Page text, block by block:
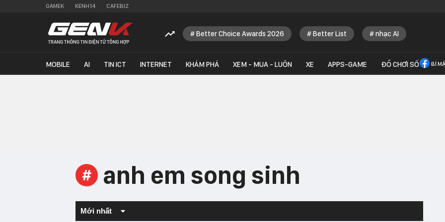
GAMEK KENH14 CAFEBIZ
Better Choice Awards 2026 Better List nhạc AI
MOBILE AI TIN ICT INTERNET KHÁM PHÁ XEM - MUA - LUÔN XE APPS-GAME ĐỒ CHƠI SỐ BÍ
# anh em song sinh
Mới nhất